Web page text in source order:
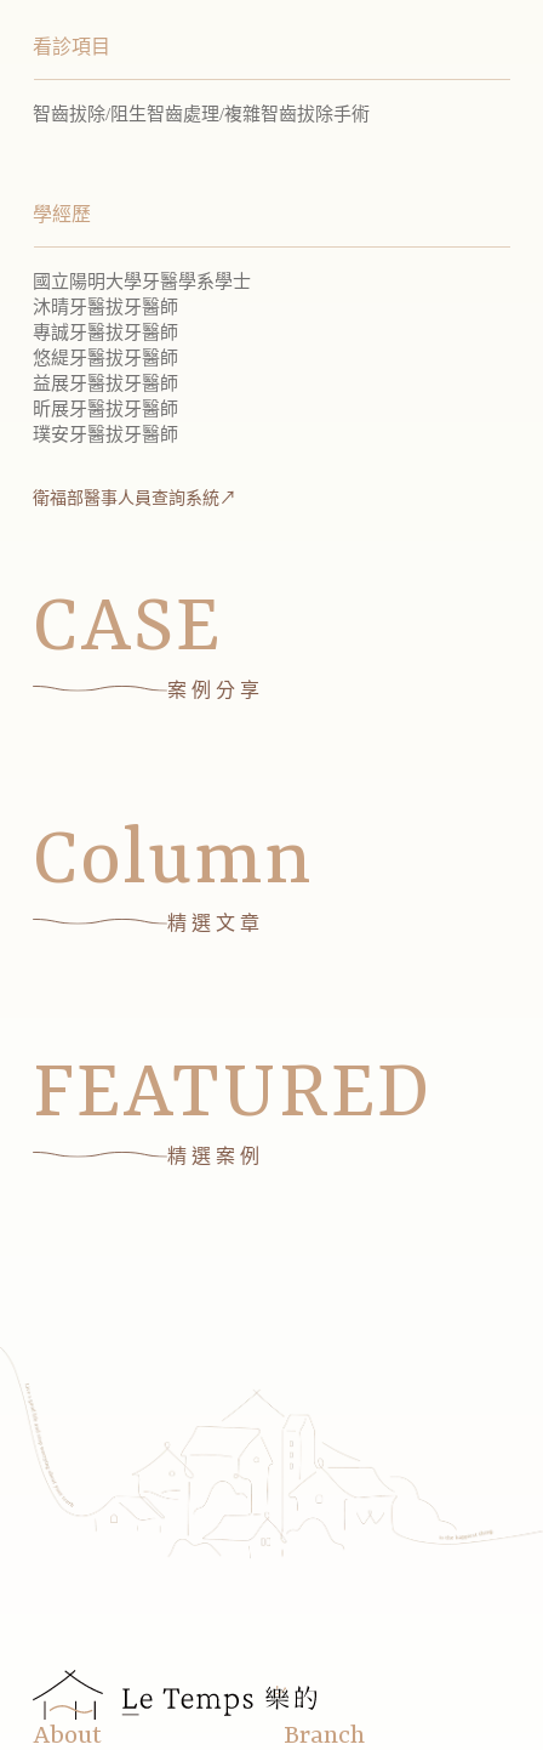
看診項目
智齒拔除/阻生智齒處理/複雜智齒拔除手術
學經歷
國立陽明大學牙醫學系學士
沐晴牙醫拔牙醫師
專誠牙醫拔牙醫師
悠緹牙醫拔牙醫師
益展牙醫拔牙醫師
昕展牙醫拔牙醫師
璞安牙醫拔牙醫師
衛福部醫事人員查詢系統↗
CASE
案例分享
Column
精選文章
FEATURED
精選案例
About Branch